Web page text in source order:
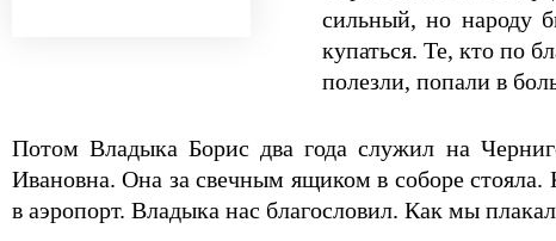
сильный, но народу
купаться. Те, кто по
полезли, попали в
Потом Владыка Борис два года служил на
Ивановна. Она за свечным ящиком в соборе
в аэропорт. Владыка нас благословил. Как мы